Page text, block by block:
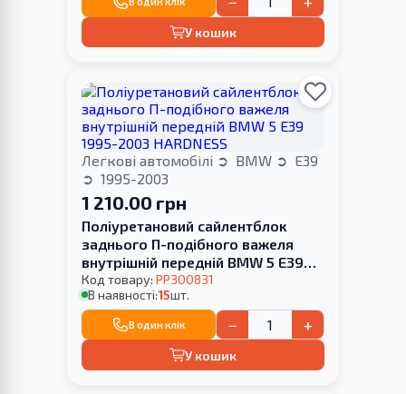
У кошик
Легкові автомобілі BMW
E39
1995-2003
1 210.00 грн
Поліуретановий сайлентблок
заднього П-подібного важеля
внутрішній передній BMW 5 E39
1995-2003 HARDNESS
Код товару: PP300831
В наявності:15шт.
В один клік − +
У кошик